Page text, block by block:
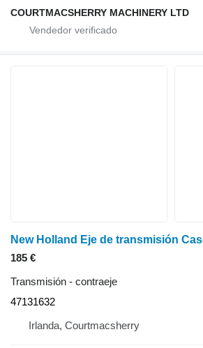
COURTMACSHERRY MACHINERY LTD
185 €
Transmisión - contraeje
47131632
Irlanda, Courtmacsherry